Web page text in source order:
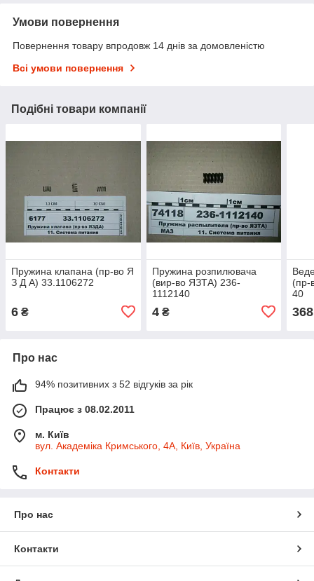
Умови повернення
Повернення товару впродовж 14 днів за домовленістю
Всі умови повернення
Подібні товари компанії
Пружина клапана (пр-во Я
З Д А) 33.1106272
6 ₴
Пружина розпилювача
(вир-во ЯЗТА) 236-
1112140
4₴
(пр-
40
368
Про нас
94% позитивних з 52 відгуків за рік
Працює з 08.02.2011
м. Київ
вул. Академіка Кримського, 4А, Київ, Україна
Контакти
Про нас
Контакти